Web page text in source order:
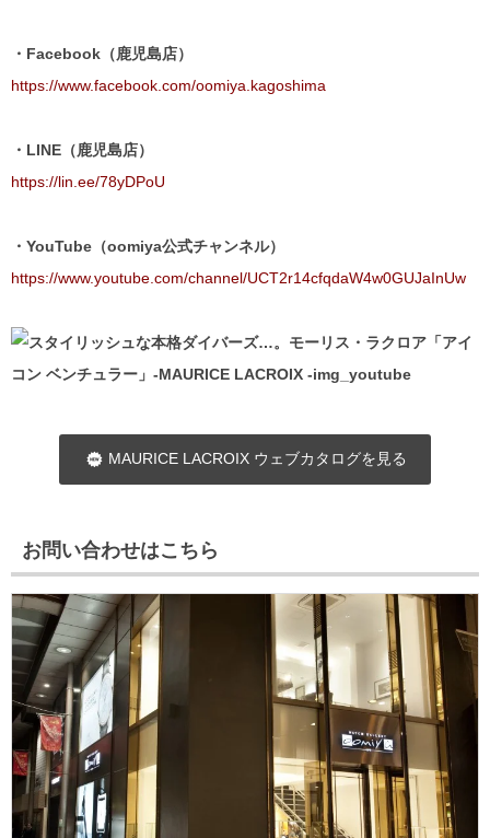
・Facebook（鹿児島店）
https://www.facebook.com/oomiya.kagoshima
・LINE（鹿児島店）
https://lin.ee/78yDPoU
・YouTube（oomiya公式チャンネル）
https://www.youtube.com/channel/UCT2r14cfqdaW4w0GUJaInUw
MAURICE LACROIX ウェブカタログを見る
お問い合わせはこちら